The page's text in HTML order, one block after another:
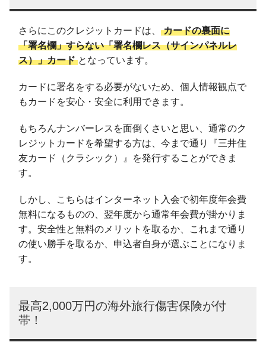
さらにこのクレジットカードは、 カードの裏面に
「署名欄」すらない「署名欄レス（サインパネルレ
ス）」カード となっています。
カードに署名をする必要がないため、個人情報観点で
もカードを安心・安全に利用できます。
もちろんナンバーレスを面倒くさいと思い、通常のク
レジットカードを希望する方は、今まで通り『三井住
友カード（クラシック）』を発行することができま
す。
しかし、こちらはインターネット入会で初年度年会費
無料になるものの、翌年度から通常年会費が掛かりま
す。安全性と無料のメリットを取るか、これまで通り
の使い勝手を取るか、申込者自身が選ぶことになりま
す。
最高2,000万円の海外旅行傷害保険が付
帯！